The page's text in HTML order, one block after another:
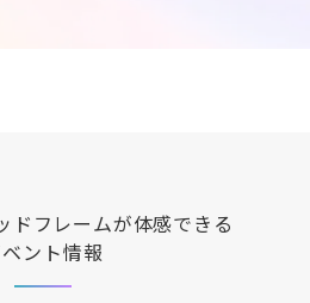
ドフレームが体感できる
ント情報